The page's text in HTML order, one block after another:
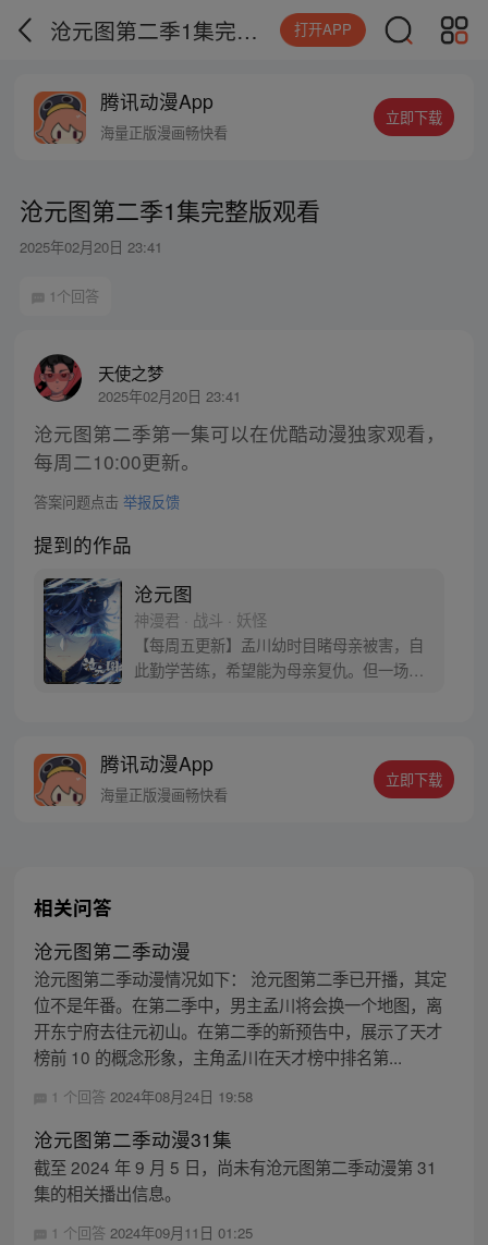
沧元图第二季1集完整版观看 打开APP
腾讯动漫App
海量正版漫画畅快看
立即下载
沧元图第二季1集完整版观看
2025年02月20日 23:41
1个回答
天使之梦
2025年02月20日 23:41
沧元图第二季第一集可以在优酷动漫独家观看，
每周二10:00更新。
答案问题点击 举报反馈
提到的作品
沧元图
神漫君 · 战斗 · 妖怪
【每周五更新】孟川幼时目睹母亲被害，自
此勤学苦练，希望能为母亲复仇。但一场退
漫任重道远……
腾讯动漫App
海量正版漫画畅快看
立即下载
相关问答
沧元图第二季动漫
沧元图第二季动漫情况如下： 沧元图第二季已开播，其定
位不是年番。在第二季中，男主孟川将会换一个地图，离
开东宁府去往元初山。在第二季的新预告中，展示了天才
榜前 10 的概念形象，主角孟川在天才榜中排名第...
1 个回答 2024年08月24日 19:58
沧元图第二季动漫31集
截至 2024 年 9 月 5 日，尚未有沧元图第二季动漫第 31
集的相关播出信息。
1 个回答 2024年09月11日 01:25